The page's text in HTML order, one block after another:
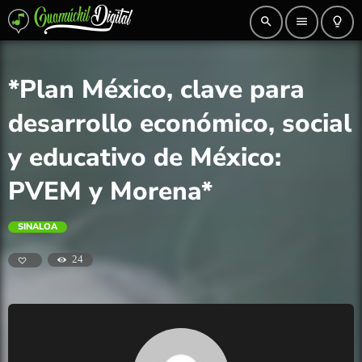
search menu lightbulb_outline
*Plan México, clave para
desarrollo económico, social
y educativo de México:
PVEM y Morena*
SINALOA
24